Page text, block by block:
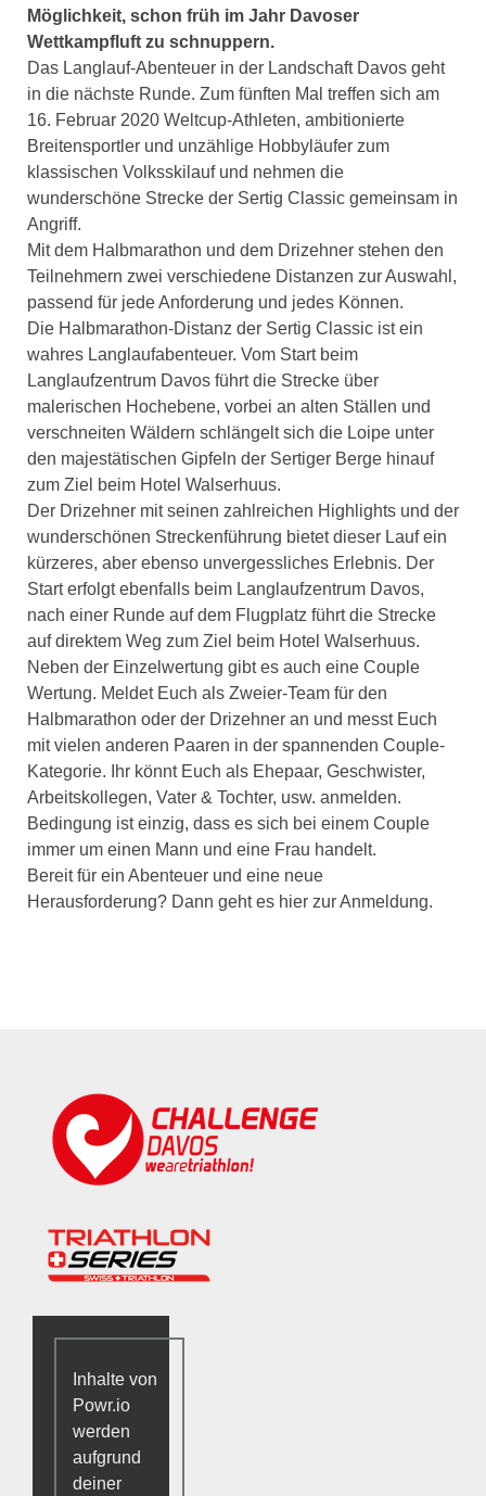
Möglichkeit, schon früh im Jahr Davoser
Wettkampfluft zu schnuppern.
Das Langlauf-Abenteuer in der Landschaft Davos geht
in die nächste Runde. Zum fünften Mal treffen sich am
16. Februar 2020 Weltcup-Athleten, ambitionierte
Breitensportler und unzählige Hobbyläufer zum
klassischen Volksskilauf und nehmen die
wunderschöne Strecke der Sertig Classic gemeinsam in
Angriff.
Mit dem Halbmarathon und dem Drizehner stehen den
Teilnehmern zwei verschiedene Distanzen zur Auswahl,
passend für jede Anforderung und jedes Können.
Die Halbmarathon-Distanz der Sertig Classic ist ein
wahres Langlaufabenteuer. Vom Start beim
Langlaufzentrum Davos führt die Strecke über
malerischen Hochebene, vorbei an alten Ställen und
verschneiten Wäldern schlängelt sich die Loipe unter
den majestätischen Gipfeln der Sertiger Berge hinauf
zum Ziel beim Hotel Walserhuus.
Der Drizehner mit seinen zahlreichen Highlights und der
wunderschönen Streckenführung bietet dieser Lauf ein
kürzeres, aber ebenso unvergessliches Erlebnis. Der
Start erfolgt ebenfalls beim Langlaufzentrum Davos,
nach einer Runde auf dem Flugplatz führt die Strecke
auf direktem Weg zum Ziel beim Hotel Walserhuus.
Neben der Einzelwertung gibt es auch eine Couple
Wertung. Meldet Euch als Zweier-Team für den
Halbmarathon oder der Drizehner an und messt Euch
mit vielen anderen Paaren in der spannenden Couple-
Kategorie. Ihr könnt Euch als Ehepaar, Geschwister,
Arbeitskollegen, Vater & Tochter, usw. anmelden.
Bedingung ist einzig, dass es sich bei einem Couple
immer um einen Mann und eine Frau handelt.
Bereit für ein Abenteuer und eine neue
Herausforderung? Dann geht es hier zur Anmeldung.
Inhalte von
Powr.io
werden
aufgrund
deiner